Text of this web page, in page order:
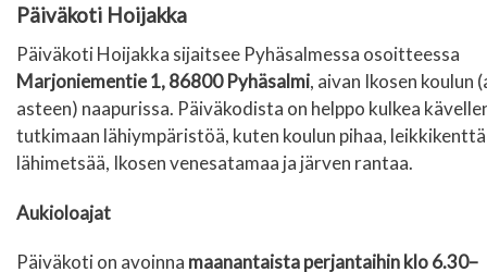
Päiväkoti Hoijakka
Päiväkoti Hoijakka sijaitsee Pyhäsalmessa osoitteessa
Marjoniementie 1, 86800 Pyhäsalmi, aivan Ikosen koulun
asteen) naapurissa. Päiväkodista on helppo kulkea
tutkimaan lähiympäristöä, kuten koulun pihaa,
lähimetsää, Ikosen venesatamaa ja järven rantaa.
Aukioloajat
Päiväkoti on avoinna maanantaista perjantaihin klo 6.30–